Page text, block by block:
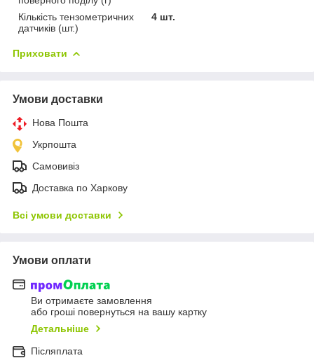
Кількість тензометричних
датчиків (шт.)
4 шт.
Приховати
Умови доставки
Нова Пошта
Укрпошта
Самовивіз
Доставка по Харкову
Всі умови доставки
Умови оплати
Ви отримаєте замовлення
або гроші повернуться на вашу картку
Детальніше
Післяплата